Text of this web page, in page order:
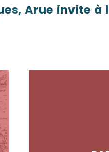
Arue invite à